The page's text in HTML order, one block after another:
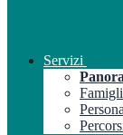
Servizi